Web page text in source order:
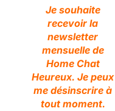
Je souhaite
recevoir la
newsletter
mensuelle de
Home Chat
Heureux. Je peux
me désinscrire à
tout moment.